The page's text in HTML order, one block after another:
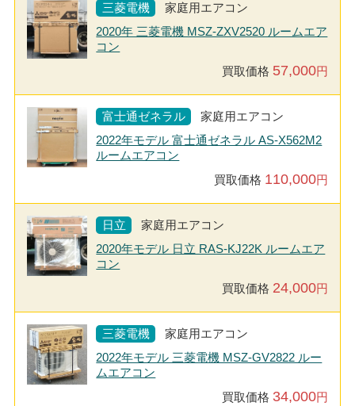
三菱電機
家庭用エアコン
2020年 三菱電機 MSZ-ZXV2520 ルームエア
コン
買取価格 57,000円
富士通ゼネラル
家庭用エアコン
2022年モデル 富士通ゼネラル AS-X562M2
ルームエアコン
買取価格 110,000円
日立
家庭用エアコン
2020年モデル 日立 RAS-KJ22K ルームエア
コン
買取価格 24,000円
三菱電機
家庭用エアコン
2022年モデル 三菱電機 MSZ-GV2822 ルー
ムエアコン
買取価格 34,000円